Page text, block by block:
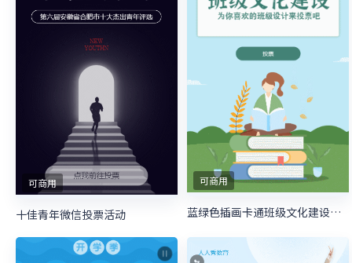
可商用
十佳青年微信投票活动
可商用
蓝绿色插画卡通班级文化建设照片投票模板